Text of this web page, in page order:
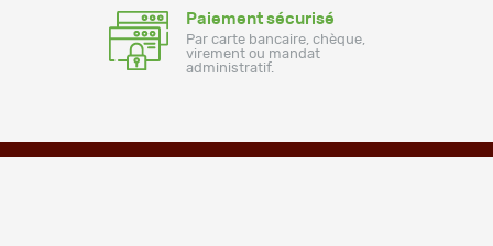
Paiement sécurisé
Par carte bancaire, chèque,
virement ou mandat
administratif.